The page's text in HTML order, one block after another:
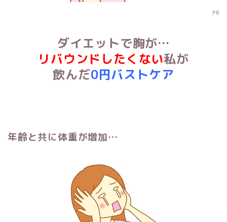
PR
ダイエットで胸が…
リバウンドしたくない私が
飲んだ0円バストケア
年齢と共に体重が増加…